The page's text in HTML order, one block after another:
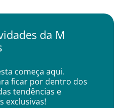
da M
começa aqui.
ficar por dentro dos
tendências e
exclusivas!